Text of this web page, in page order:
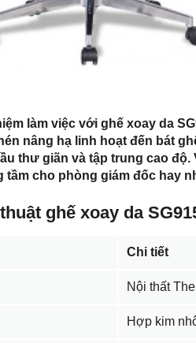
làm việc với ghế xoay da
nâng hạ linh hoạt đến bát
thư giãn và tập trung cao
tầm cho phòng giám đốc hay
ghế xoay da
Chi tiết
Nội thất
Hợp kim